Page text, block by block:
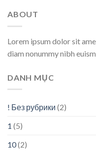
ABOUT
Lorem ipsum dolor sit
diam nonummy nibh
DANH MỤC
! Без рубрики (2)
1 (5)
10(2)